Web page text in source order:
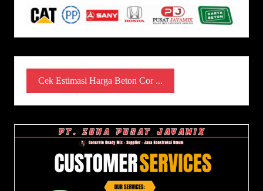
Cek Estimasi Harga Beton Cor ...